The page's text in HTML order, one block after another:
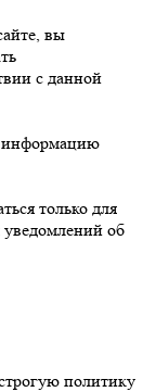
вы
с данной
информацию
только для
уведомлений об
политику